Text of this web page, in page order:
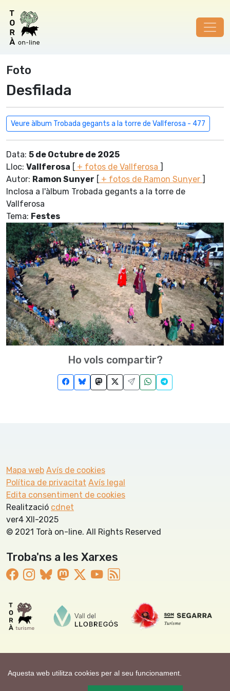
Aquesta web utilitza cookies per al seu funcionament.
Foto
Desfilada
Veure àlbum Trobada gegants a la torre de Vallferosa - 477
Data: 5 de Octubre de 2025
Lloc: Vallferosa [ + fotos de Vallferosa ]
Autor: Ramon Sunyer [ + fotos de Ramon Sunyer ]
Inclosa a l'àlbum Trobada gegants a la torre de
Vallferosa
Tema: Festes
Ho vols compartir?
Mapa web Avís de cookies
Política de privacitat Avís legal
Edita consentiment de cookies
Realització cdnet
ver4 XII-2025
© 2021 Torà on-line. All Rights Reserved
Troba'ns a les Xarxes